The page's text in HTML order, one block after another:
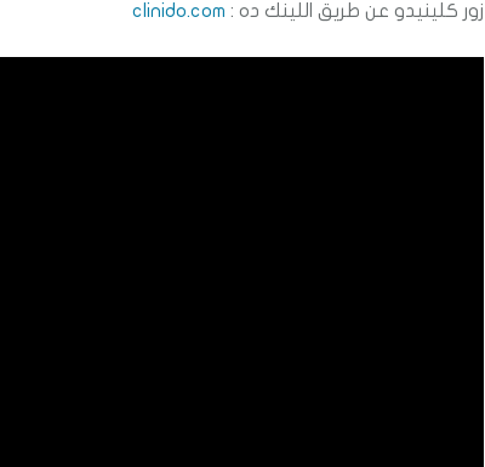
زور كلينيدو عن طريق اللينك ده : clinido.com